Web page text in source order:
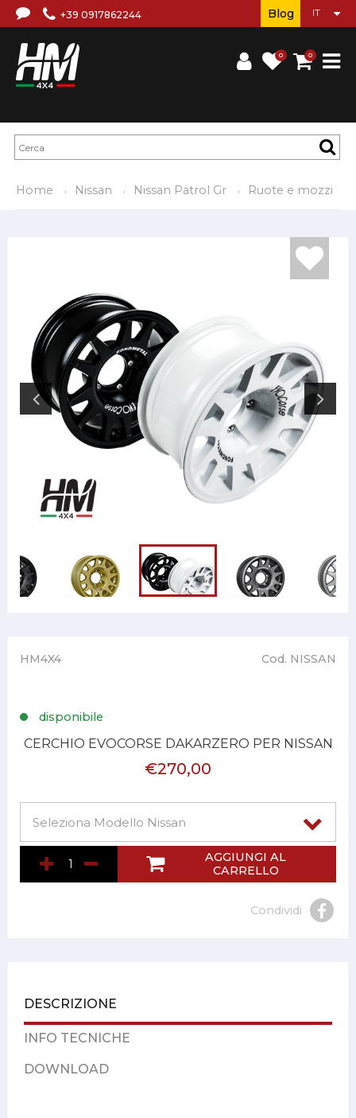
+39 0917862244
0 0
Blog
Home Nissan Nissan Patrol Gr Ruote e mozzi
HM4X4 Cod. NISSAN
disponibile
CERCHIO EVOCORSE DAKARZERO PER NISSAN
€270,00
AGGIUNGI AL
CARRELLO
Condividi
DESCRIZIONE
INFO TECNICHE
DOWNLOAD